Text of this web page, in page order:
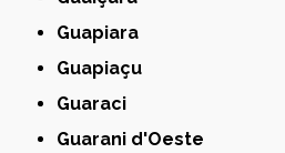
Guapiara
Guapiaçu
Guaraci
Guarani d'Oeste